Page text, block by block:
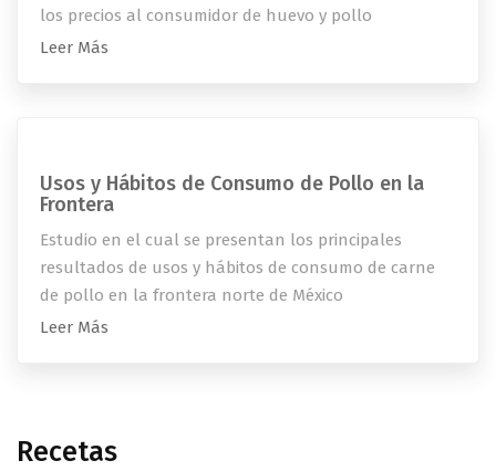
los precios al consumidor de huevo y pollo
Leer Más
Usos y Hábitos de Consumo de Pollo en la
Frontera
Estudio en el cual se presentan los principales
resultados de usos y hábitos de consumo de carne
de pollo en la frontera norte de México
Leer Más
Recetas